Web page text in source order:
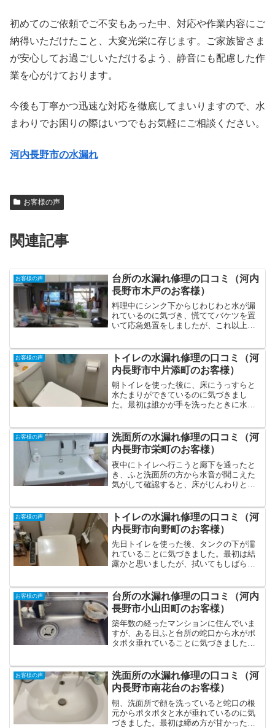
初めてのご依頼でご不安もあった中、対応や作業内容にご
納得いただけたこと、大変光栄に存じます。ご家族皆さま
が安心してお過ごしいただけるよう、静音にも配慮した作
業を心がけております。
今後も丁寧かつ迅速な対応を徹底してまいりますので、水
まわりでお困りの際はいつでもお気軽にご相談ください。
河内長野市の水漏れ
お客様の声
関連記事
お客様の声
台所の水漏れ修理の口コミ（河内
長野市木戸のお客様）
料理中にシンク下からじわじわと水が漏
れているのに気づき、慌ててバケツを置
いて応急処置をしましたが、これ以上ひ
くださり、すぐに来てくれることに。調
査の結果、古くなったパッ...
お客様の声
トイレの水漏れ修理の口コミ（河
内長野市中片添町のお客様）
朝トイレを使った後に、床にうっすらと
水たまりができているのに気づきまし
た。最初は誰かが手を洗ったときに水を
思い、よく観察してみるとタンクの下か
らじわじわと水が漏れていま...
お客様の声
洗面所の水漏れ修理の口コミ（河
内長野市栄町のお客様）
夜中にトイレへ行こうと廊下を通ったと
き、ふと洗面所の方から水音が聞こえた
気がして確認すると、床がじんわりと濡
わりを確認すると、確かに水が漏れてい
るようでした。このまま朝...
お客様の声
トイレの水漏れ修理の口コミ（河
内長野市向野町のお客様）
先日トイレを使った後、タンクの下が濡
れていることに気づきました。最初は結
露かと思いましたが、拭いてもしばらく
と思い、水回りの修理業者に連絡をしま
した。電話口でも丁寧に対...
お客様の声
台所の水漏れ修理の口コミ（河内
長野市小山田町のお客様）
築年数の経ったマンションに住んでいま
すが、ある日ふと台所の蛇口から水がポ
タポタ垂れていることに気づきました。
た。電話対応も丁寧で、その日のうちに
来ていただけたので安心しまし...
お客様の声
洗面所の水漏れ修理の口コミ（河
内長野市南花台のお客様）
朝、洗面所で顔を洗っていると蛇口の根
元からポタポタと水が垂れているのに気
づきました。最初は締め方が甘かったの